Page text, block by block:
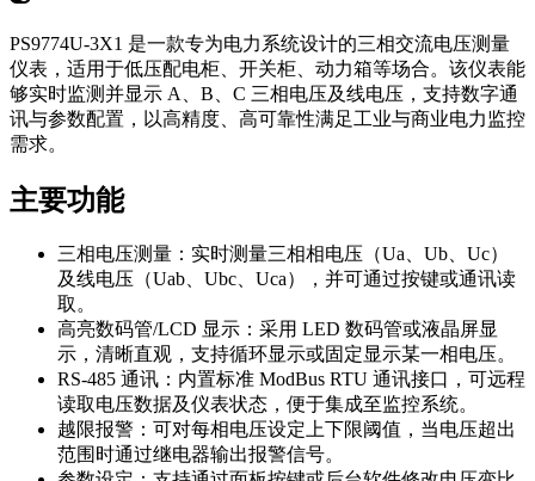
PS9774U-3X1 是一款专为电力系统设计的三相交流电压测量
仪表，适用于低压配电柜、开关柜、动力箱等场合。该仪表能
够实时监测并显示 A、B、C 三相电压及线电压，支持数字通
讯与参数配置，以高精度、高可靠性满足工业与商业电力监控
需求。
主要功能
三相电压测量：实时测量三相相电压（Ua、Ub、Uc）
及线电压（Uab、Ubc、Uca），并可通过按键或通讯读
取。
高亮数码管/LCD 显示：采用 LED 数码管或液晶屏显
示，清晰直观，支持循环显示或固定显示某一相电压。
RS-485 通讯：内置标准 ModBus RTU 通讯接口，可远程
读取电压数据及仪表状态，便于集成至监控系统。
越限报警：可对每相电压设定上下限阈值，当电压超出
范围时通过继电器输出报警信号。